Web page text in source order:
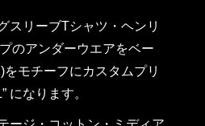
スリーブTシャツ・ヘンリ
のアンダーウエアをベー
モチーフにカスタムプリ
になります。